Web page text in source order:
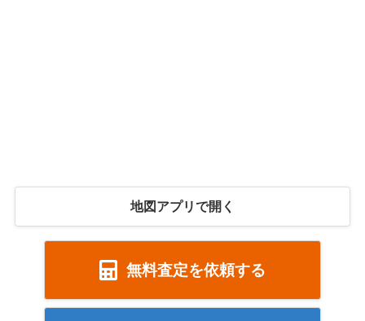
地図アプリで開く
無料査定を依頼する